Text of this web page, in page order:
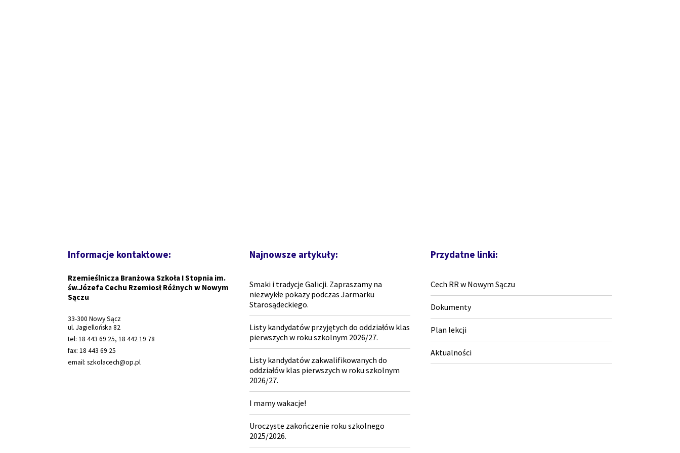
Informacje kontaktowe:
Rzemieślnicza Branżowa Szkoła I Stopnia im.
św.Józefa Cechu Rzemiosł Różnych w Nowym
Sączu
33-300 Nowy Sącz
ul. Jagiellońska 82
tel: 18 443 69 25, 18 442 19 78
fax: 18 443 69 25
email: szkolacech@op.pl
Najnowsze artykuły:
Smaki i tradycje Galicji. Zapraszamy na
niezwykłe pokazy podczas Jarmarku
Starosądeckiego.
Listy kandydatów przyjętych do oddziałów klas
pierwszych w roku szkolnym 2026/27.
Listy kandydatów zakwalifikowanych do
oddziałów klas pierwszych w roku szkolnym
2026/27.
I mamy wakacje!
Uroczyste zakończenie roku szkolnego
2025/2026.
Przydatne linki:
Cech RR w Nowym Sączu
Dokumenty
Plan lekcji
Aktualności